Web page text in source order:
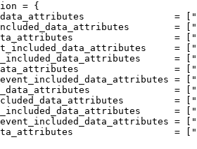
= {
=
=
=
=
=
=
=
=
=
=
=
=